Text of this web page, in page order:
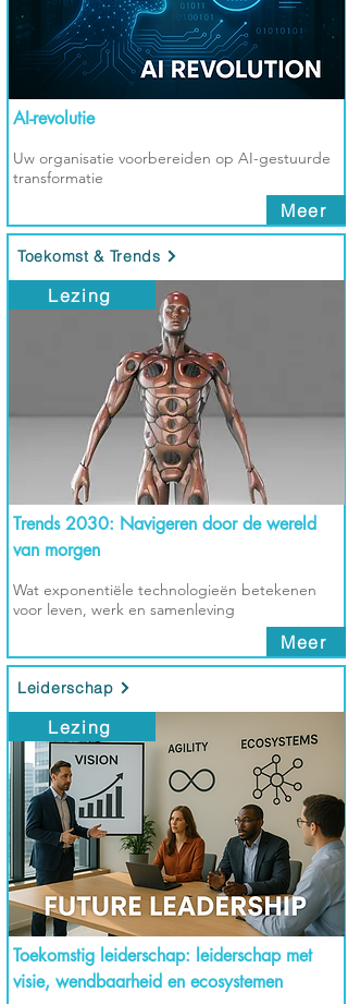
AI-revolutie
Uw organisatie voorbereiden op AI-gestuurde
transformatie
Meer
Toekomst & Trends
Lezing
Trends 2030: Navigeren door de wereld
van morgen
Wat exponentiële technologieën betekenen
voor leven, werk en samenleving
Meer
Leiderschap
Lezing
Toekomstig leiderschap: leiderschap met
visie, wendbaarheid en ecosystemen